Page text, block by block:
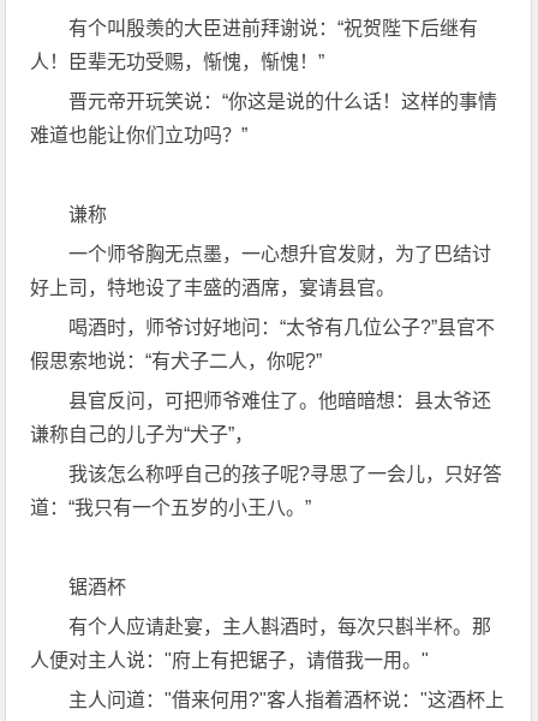
有个叫殷羡的大臣进前拜谢说：“祝贺陛下后继有
人！臣辈无功受赐，惭愧，惭愧！”
晋元帝开玩笑说：“你这是说的什么话！这样的事情
难道也能让你们立功吗？”
谦称
一个师爷胸无点墨，一心想升官发财，为了巴结讨
好上司，特地设了丰盛的酒席，宴请县官。
喝酒时，师爷讨好地问：“太爷有几位公子?”县官不
假思索地说：“有犬子二人，你呢?”
县官反问，可把师爷难住了。他暗暗想：县太爷还
谦称自己的儿子为“犬子”，
我该怎么称呼自己的孩子呢?寻思了一会儿，只好答
道：“我只有一个五岁的小王八。”
锯酒杯
有个人应请赴宴，主人斟酒时，每次只斟半杯。那
人便对主人说："府上有把锯子，请借我一用。"
主人问道："借来何用?"客人指着酒杯说："这酒杯上